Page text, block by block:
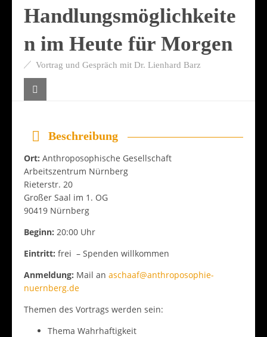
Handlungsmöglichkeite
n im Heute für Morgen
Vortrag und Gespräch mit Dr. Lienhard Barz
Beschreibung
Ort: Anthroposophische Gesellschaft
Arbeitszentrum Nürnberg
Rieterstr. 20
Großer Saal im 1. OG
90419 Nürnberg
Beginn: 20:00 Uhr
Eintritt: frei – Spenden willkommen
Anmeldung: Mail an aschaaf@anthroposophie-
nuernberg.de
Themen des Vortrags werden sein:
Thema Wahrhaftigkeit